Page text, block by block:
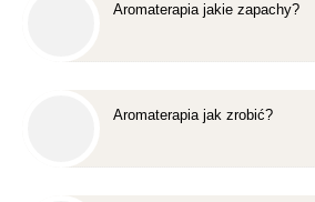
Aromaterapia jakie zapachy?
Aromaterapia jak zrobić?